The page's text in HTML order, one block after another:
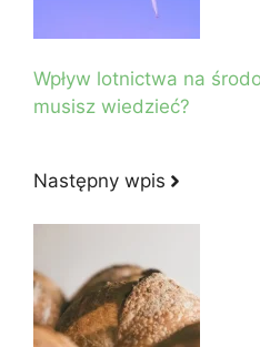
Wpływ lotnictwa na
musisz wiedzieć?
Następny wpis